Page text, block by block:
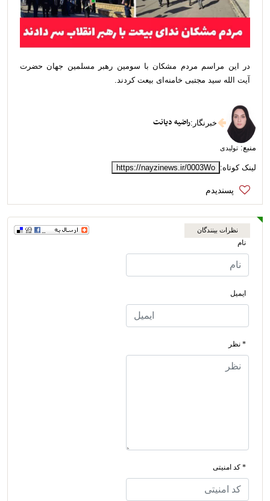
در این مراسم مردم مشکان با سومین رهبر مسلمین جهان حضرت
آیت الله سید مجتبی خامنه‌ای بیعت کردند.
خبرنگار :راضیه دیانت
منبع: تولیدی
لینک کوتاه: https://nayzinews.ir/0003Wo
نظرات بینندگان
نام
ایمیل
* نظر
* کد امنیتی